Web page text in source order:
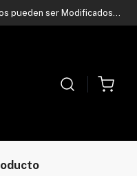
pueden ser Modificados
por whatsapp